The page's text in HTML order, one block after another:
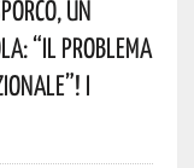
Un
“il Problema
I